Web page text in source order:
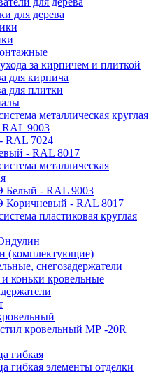
для дерева
за кирпичем и плиткой
для кирпича
для плитки
металлическая круглая
9003
RAL 7024
- RAL 8017
металлическая
- RAL 9003
- RAL 8017
пластиковая круглая
(комплектующие)
снегозадержатели
коньки кровельные
кровельный МР -20R
гибкая
гибкая элементы отделки